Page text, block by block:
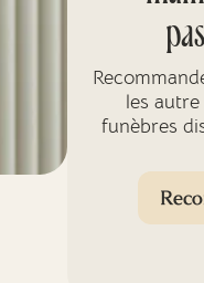
les
funèbres